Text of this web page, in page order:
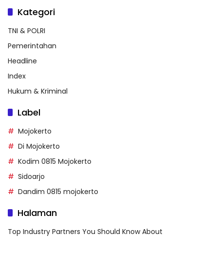
Kategori
TNI & POLRI
Pemerintahan
Headline
Index
Hukum & Kriminal
Label
Mojokerto
Di Mojokerto
Kodim 0815 Mojokerto
Sidoarjo
Dandim 0815 mojokerto
Halaman
Top Industry Partners You Should Know About